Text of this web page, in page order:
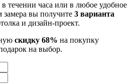
течении часа или в любое удобное
замера вы получите 3 варианта
и дизайн-проект.
скидку 68% на покупку
на выбор.